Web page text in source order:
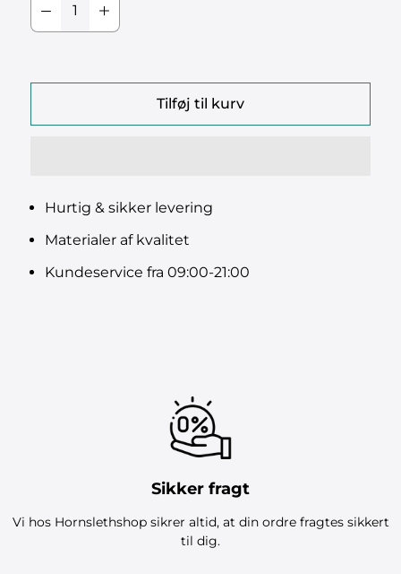
Tilføj til kurv
Hurtig & sikker levering
Materialer af kvalitet
Kundeservice fra 09:00-21:00
Sikker fragt
Vi hos Hornslethshop sikrer altid, at din ordre fragtes sikkert
til dig.